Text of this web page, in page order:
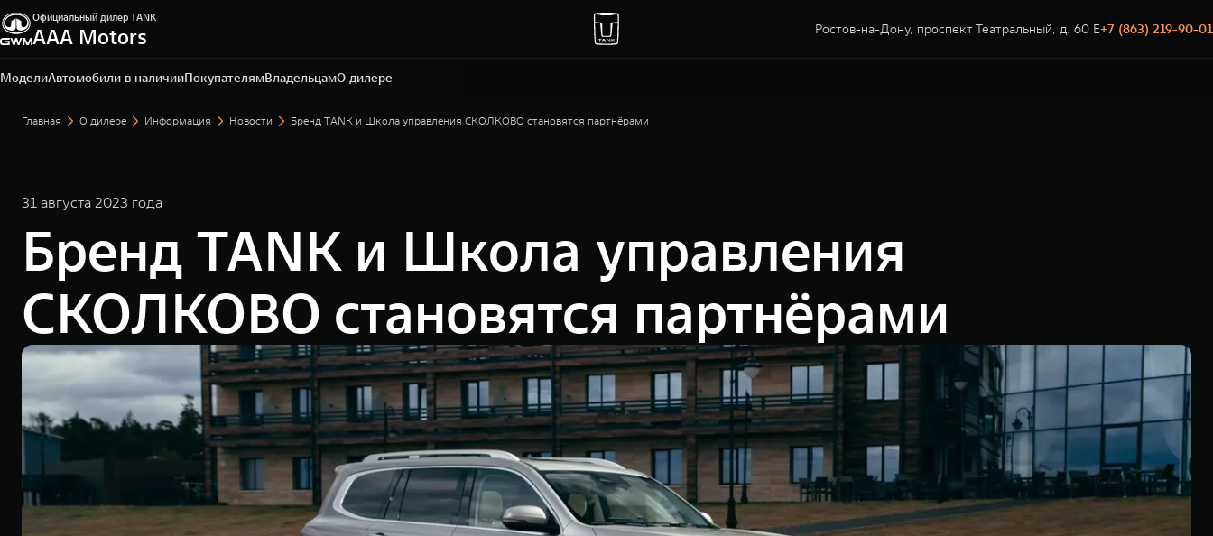
Официальный дилер TANK
ААА Motors Ростов-на-Дону, проспект Театральный, д. 60 Е+7 (863) 219-90-01
МоделиАвтомобили в наличииПокупателямВладельцамО дилере
Ростов-на-Дону, проспект Театральный, д. 60 Е
+7 (863) 219-90-01
Главная О дилере Информация Новости Бренд TANK и Школа управления СКОЛКОВО становятся партнёрами
31 августа 2023 года
Бренд TANK и Школа управления
СКОЛКОВО становятся партнёрами